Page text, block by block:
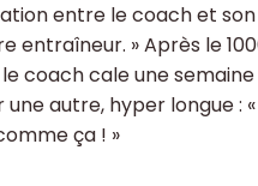
entre le coach et son
entraîneur. » Après le
coach cale une
autre, hyper longue :
ça ! »